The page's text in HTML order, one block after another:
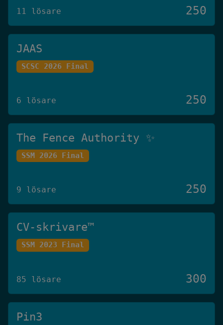
11 lösare 250
JAAS
SCSC 2026 Final
6 lösare 250
The Fence Authority ✨
SSM 2026 Final
9 lösare 250
CV-skrivare™️
SSM 2023 Final
85 lösare 300
Pin3